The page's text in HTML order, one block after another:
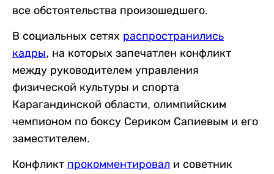
все обстоятельства произошедшего.
В социальных сетях распространились
кадры, на которых запечатлен конфликт
между руководителем управления
физической культуры и спорта
Карагандинской области, олимпийским
чемпионом по боксу Сериком Сапиевым и его
заместителем.
Конфликт прокомментировал и советник